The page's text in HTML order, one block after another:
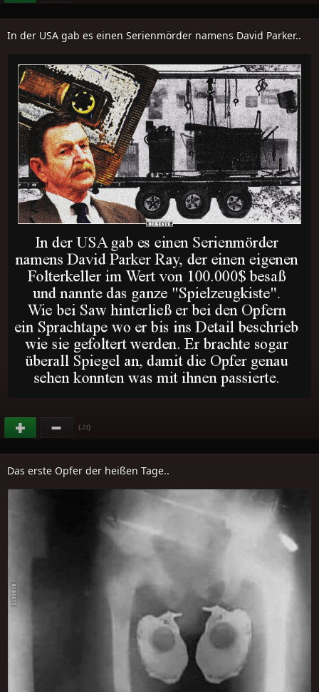
In der USA gab es einen Serienmörder namens David Parker..
(-21)
Das erste Opfer der heißen Tage..